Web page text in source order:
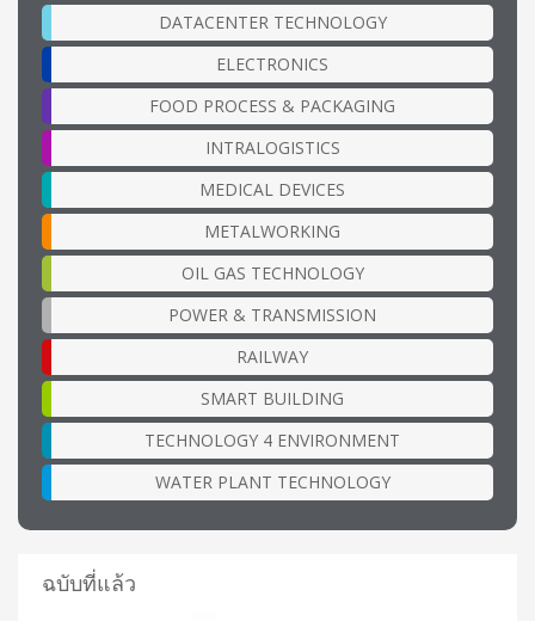
DATACENTER TECHNOLOGY
ELECTRONICS
FOOD PROCESS & PACKAGING
INTRALOGISTICS
MEDICAL DEVICES
METALWORKING
OIL GAS TECHNOLOGY
POWER & TRANSMISSION
RAILWAY
SMART BUILDING
TECHNOLOGY 4 ENVIRONMENT
WATER PLANT TECHNOLOGY
ฉบับที่แล้ว